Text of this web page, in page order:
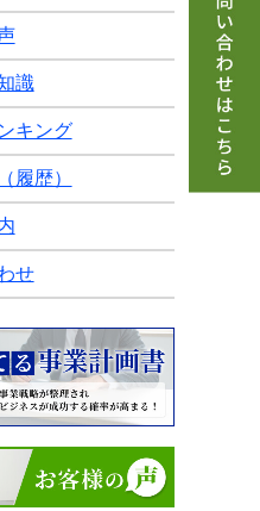
識
キング
履歴）
せ